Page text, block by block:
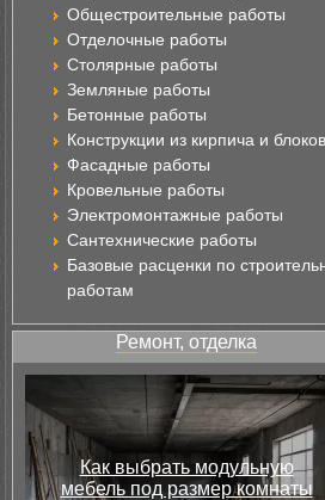
Общестроительные работы
Отделочные работы
Столярные работы
Земляные работы
Бетонные работы
Конструкции из кирпича и блоков
Фасадные работы
Кровельные работы
Электромонтажные работы
Сантехнические работы
Базовые расценки по
работам
Ремонт, отделка
Как выбрать модульную
мебель под размер комнаты